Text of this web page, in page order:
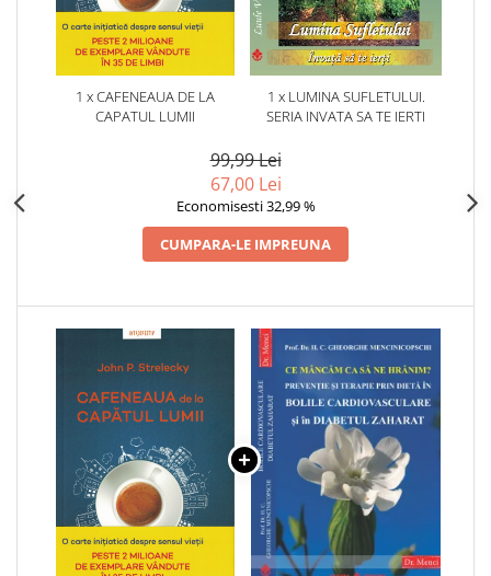
1 x CAFENEAUA DE LA
CAPATUL LUMII
1 x LUMINA SUFLETULUI.
SERIA INVATA SA TE IERTI
99,99 Lei
67,00 Lei
Economisesti 32,99 %
CUMPARA-LE IMPREUNA